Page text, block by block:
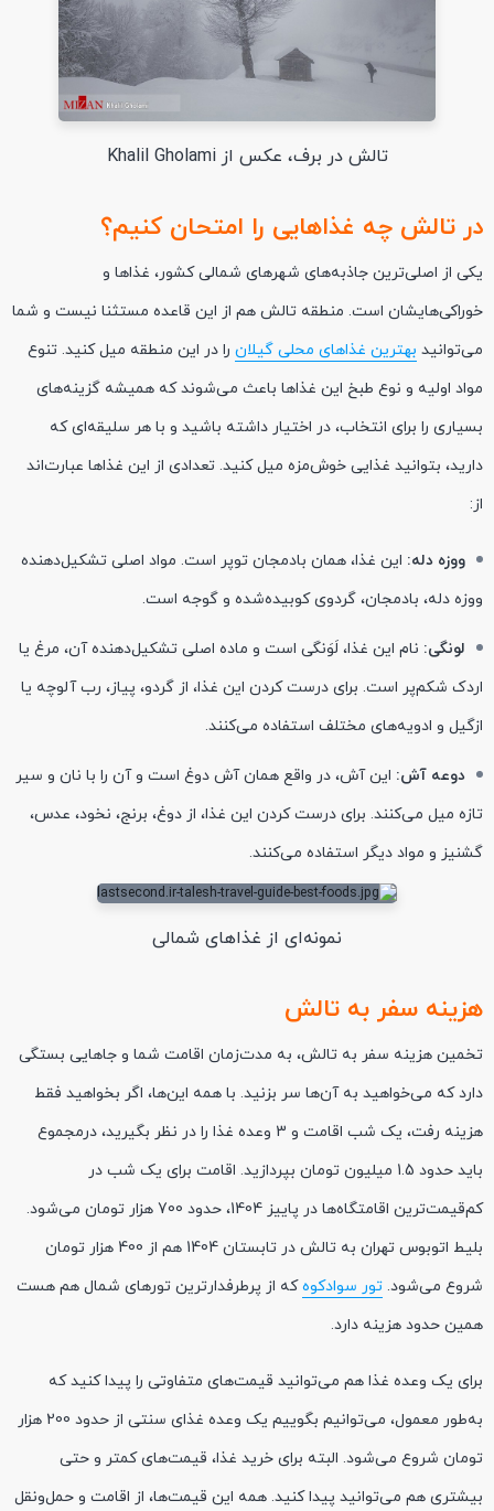
تالش در برف، عکس از Khalil Gholami
در تالش چه غذاهایی را امتحان کنیم؟
یکی از اصلی‌ترین جاذبه‌های شهرهای شمالی کشور، غذاها و
خوراکی‌هایشان است. منطقه تالش هم از این قاعده مستثنا نیست و شما
می‌توانید بهترین غذاهای محلی گیلان را در این منطقه میل کنید. تنوع
مواد اولیه و نوع طبخ این غذاها باعث می‌شوند که همیشه گزینه‌های
بسیاری را برای انتخاب، در اختیار داشته باشید و با هر سلیقه‌ای که
دارید، بتوانید غذایی خوش‌مزه میل کنید. تعدادی از این غذاها عبارت‌اند
از:
ووزه دله: این غذا، همان بادمجان توپر است. مواد اصلی تشکیل‌دهنده
ووزه دله، بادمجان، گردوی کوبیده‌شده و گوجه است.
لونگی: نام این غذا، لَوَنگی است و ماده اصلی تشکیل‌دهنده آن، مرغ یا
اردک شکم‌پر است. برای درست کردن این غذا، از گردو، پیاز، رب آلوچه یا
ازگیل و ادویه‌های مختلف استفاده می‌کنند.
دوعه آش: این آش، در واقع همان آش دوغ است و آن را با نان و سیر
تازه میل می‌کنند. برای درست کردن این غذا، از دوغ، برنج، نخود، عدس،
گشنیز و مواد دیگر استفاده می‌کنند.
نمونه‌ای از غذاهای شمالی
هزینه سفر به تالش
تخمین هزینه سفر به تالش، به مدت‌زمان اقامت شما و جاهایی بستگی
دارد که می‌خواهید به آن‌ها سر بزنید. با همه این‌ها، اگر بخواهید فقط
هزینه رفت، یک شب اقامت و 3 وعده غذا را در نظر بگیرید، درمجموع
باید حدود 1.5 میلیون تومان بپردازید. اقامت برای یک شب در
کم‌قیمت‌ترین اقامتگاه‌ها در پاییز 1404، حدود 700 هزار تومان می‌شود.
بلیط اتوبوس تهران به تالش در تابستان 1404 هم از 400 هزار تومان
شروع می‌شود. تور سوادکوهکه از پرطرفدارترین تورهای شمال هم هست
همین حدود هزینه دارد.
برای یک وعده غذا هم می‌توانید قیمت‌های متفاوتی را پیدا کنید که
به‌طور معمول، می‌توانیم بگوییم یک وعده غذای سنتی از حدود 200 هزار
تومان شروع می‌شود. البته برای خرید غذا، قیمت‌های کمتر و حتی
بیشتری هم می‌توانید پیدا کنید. همه این قیمت‌ها، از اقامت و حمل‌ونقل